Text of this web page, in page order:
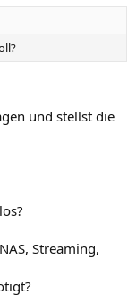
und stellst die
Streaming,